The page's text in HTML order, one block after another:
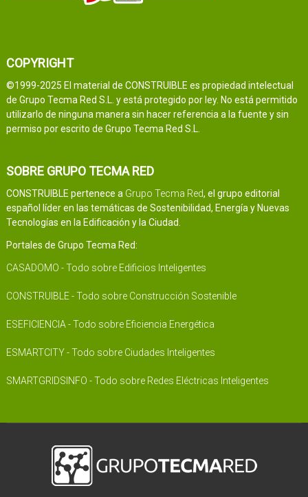
COPYRIGHT
©1999-2025 El material de CONSTRUIBLE es propiedad intelectual
de Grupo Tecma Red S.L. y está protegido por ley. No está permitido
utilizarlo de ninguna manera sin hacer referencia a la fuente y sin
permiso por escrito de Grupo Tecma Red S.L.
SOBRE GRUPO TECMA RED
CONSTRUIBLE pertenece a Grupo Tecma Red, el grupo editorial
español líder en las temáticas de Sostenibilidad, Energía y Nuevas
Tecnologías en la Edificación y la Ciudad.
Portales de Grupo Tecma Red:
CASADOMO - Todo sobre Edificios Inteligentes
CONSTRUIBLE - Todo sobre Construcción Sostenible
ESEFICIENCIA - Todo sobre Eficiencia Energética
ESMARTCITY - Todo sobre Ciudades Inteligentes
SMARTGRIDSINFO - Todo sobre Redes Eléctricas Inteligentes